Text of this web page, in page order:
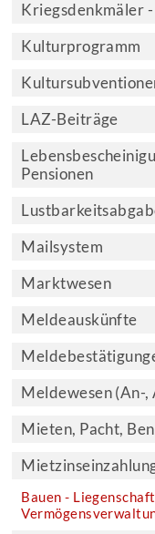
Kriegsdenkmäler
Kulturprogramm
LAZ-Beiträge
Pensionen
Mailsystem
Marktwesen
Meldeauskünfte
Meldewesen (An-
Mieten, Pacht,
Bauen -